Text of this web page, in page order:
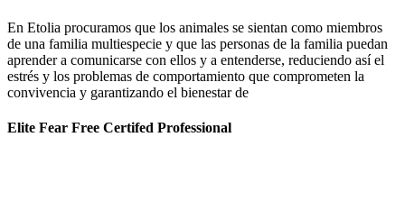
En Etolia procuramos que los animales se sientan como miembros
de una familia multiespecie y que las personas de la familia puedan
aprender a comunicarse con ellos y a entenderse, reduciendo así el
estrés y los problemas de comportamiento que comprometen la
convivencia y garantizando el bienestar de
Elite Fear Free Certifed Professional